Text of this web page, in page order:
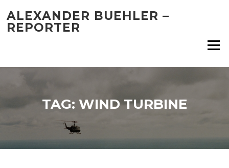
content
ALEXANDER BUEHLER –
REPORTER
Menu
TAG: WIND TURBINE